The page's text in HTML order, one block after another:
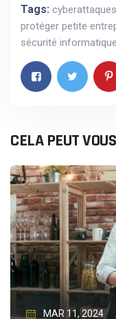
Tags: cyberattaques
protéger petite
sécurité informatique
CELA PEUT
MAR 11, 2024